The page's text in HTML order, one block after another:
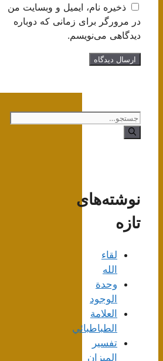
ذخیره نام، ایمیل و وبسایت من
در مرورگر برای زمانی که دوباره
دیدگاهی می‌نویسم.
جستجوی
نوشته‌های
تازه
لقاء
الله
وحدة
الوجود
العلامة
الطباطبائي
تفسير
الميزان